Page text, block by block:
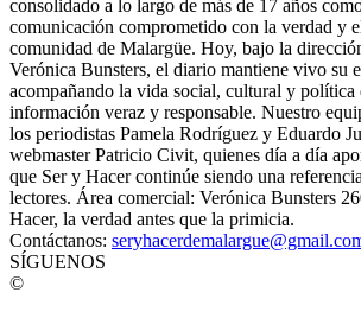
consolidado a lo largo de más de 17 años
comunicación comprometido con la verdad y
comunidad de Malargüe. Hoy, bajo la
Verónica Bunsters, el diario mantiene vivo su
acompañando la vida social, cultural y política
información veraz y responsable. Nuestro
los periodistas Pamela Rodríguez y Eduardo
webmaster Patricio Civit, quienes día a día
que Ser y Hacer continúe siendo una
lectores. Área comercial: Verónica Bunsters
Hacer, la verdad antes que la primicia.
Contáctanos:
SÍGUENOS
©